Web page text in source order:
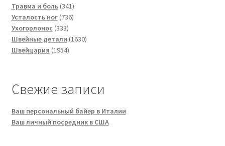
Травма и боль 341341
товар
Усталость ног 736736
Ухогорлонос 333333
товара
Швейные детали 16301630
Швейцария 19541954
Свежие записи
Ваш персональный байер в Италии
Ваш личный посредник в США